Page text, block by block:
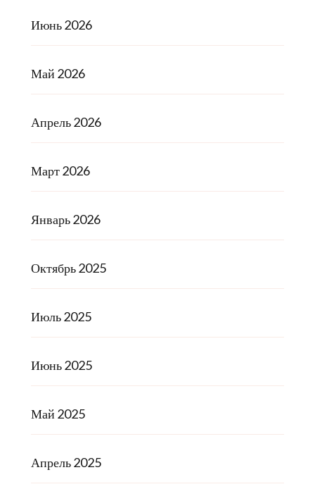
Июнь 2026
Май 2026
Апрель 2026
Март 2026
Январь 2026
Октябрь 2025
Июль 2025
Июнь 2025
Май 2025
Апрель 2025